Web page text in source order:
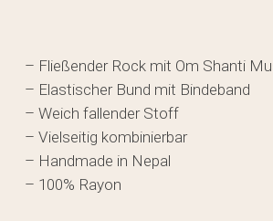
32,00 €24,00 €.
– Fließender Rock mit Om Shanti
– Elastischer Bund mit Bindeband
– Weich fallender Stoff
– Vielseitig kombinierbar
– Handmade in Nepal
– 100% Rayon